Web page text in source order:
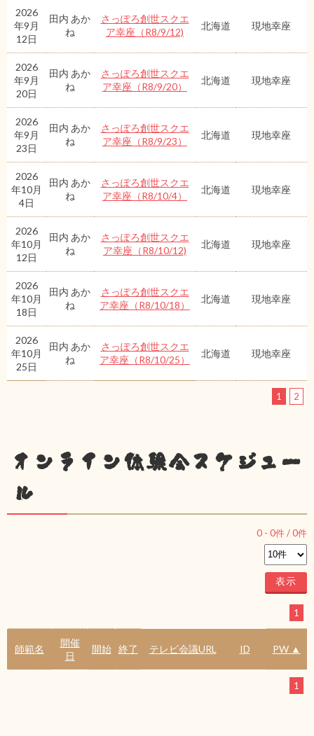
2026
年9月
12日
田内 あか
ね
さっぽろ創世スクエ
ア幸座（R8/9/12)
北海道 現地幸座
2026
年9月
20日
田内 あか
ね
さっぽろ創世スクエ
ア幸座（R8/9/20）
北海道 現地幸座
2026
年9月
23日
田内 あか
ね
さっぽろ創世スクエ
ア幸座（R8/9/23）
北海道 現地幸座
2026
年10月
4日
田内 あか
ね
さっぽろ創世スクエ
ア幸座（R8/10/4）
北海道 現地幸座
2026
年10月
12日
田内 あか
ね
さっぽろ創世スクエ
ア幸座（R8/10/12)
北海道 現地幸座
2026
年10月
18日
田内 あか
ね
さっぽろ創世スクエ
ア幸座（R8/10/18）
北海道 現地幸座
2026
年10月
25日
田内 あか
ね
さっぽろ創世スクエ
ア幸座（R8/10/25）
北海道 現地幸座
1 2
オンライン体験会スケジュー
ル
0 - 0件 /0件
1
師範名
開催
日
開始 終了 テレビ会議URL ID PW ▲
1